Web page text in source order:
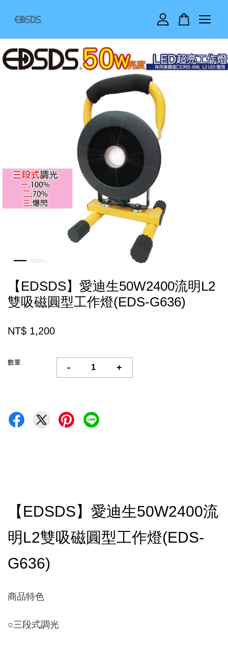
【EDSDS】愛迪生50W2400流明L2
雙吸磁圓型工作燈(EDS-G636)
NT$ 1,200
數量
- +
【EDSDS】愛迪生50W2400流
明L2雙吸磁圓型工作燈(EDS-
G636)
商品特色
○三段式調光
您的購物車目前還是空的。
繼續購物